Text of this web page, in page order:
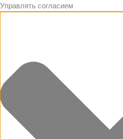
Управлять согласием